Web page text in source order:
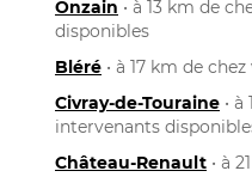
Onzain • à 13 km de
disponibles
Bléré • à 17 km de
Civray-de-Touraine •
intervenants
Château-Renault • à